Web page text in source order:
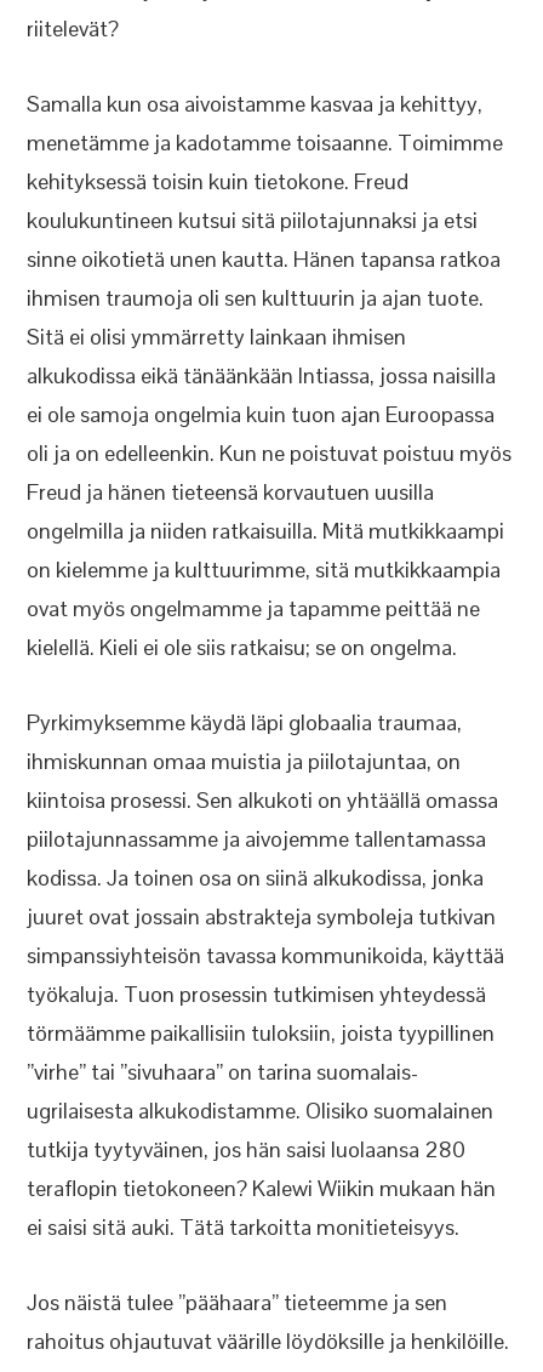
riitelevät?
Samalla kun osa aivoistamme kasvaa ja kehittyy,
menetämme ja kadotamme toisaanne. Toimimme
kehityksessä toisin kuin tietokone. Freud
koulukuntineen kutsui sitä piilotajunnaksi ja etsi
sinne oikotietä unen kautta. Hänen tapansa ratkoa
ihmisen traumoja oli sen kulttuurin ja ajan tuote.
Sitä ei olisi ymmärretty lainkaan ihmisen
alkukodissa eikä tänäänkään Intiassa, jossa naisilla
ei ole samoja ongelmia kuin tuon ajan Euroopassa
oli ja on edelleenkin. Kun ne poistuvat poistuu myös
Freud ja hänen tieteensä korvautuen uusilla
ongelmilla ja niiden ratkaisuilla. Mitä mutkikkaampi
on kielemme ja kulttuurimme, sitä mutkikkaampia
ovat myös ongelmamme ja tapamme peittää ne
kielellä. Kieli ei ole siis ratkaisu; se on ongelma.
Pyrkimyksemme käydä läpi globaalia traumaa,
ihmiskunnan omaa muistia ja piilotajuntaa, on
kiintoisa prosessi. Sen alkukoti on yhtäällä omassa
piilotajunnassamme ja aivojemme tallentamassa
kodissa. Ja toinen osa on siinä alkukodissa, jonka
juuret ovat jossain abstrakteja symboleja tutkivan
simpanssiyhteisön tavassa kommunikoida, käyttää
työkaluja. Tuon prosessin tutkimisen yhteydessä
törmäämme paikallisiin tuloksiin, joista tyypillinen
”virhe” tai ”sivuhaara” on tarina suomalais-
ugrilaisesta alkukodistamme. Olisiko suomalainen
tutkija tyytyväinen, jos hän saisi luolaansa 280
teraflopin tietokoneen? Kalewi Wiikin mukaan hän
ei saisi sitä auki. Tätä tarkoitta monitieteisyys.
Jos näistä tulee ”päähaara” tieteemme ja sen
rahoitus ohjautuvat väärille löydöksille ja henkilöille.